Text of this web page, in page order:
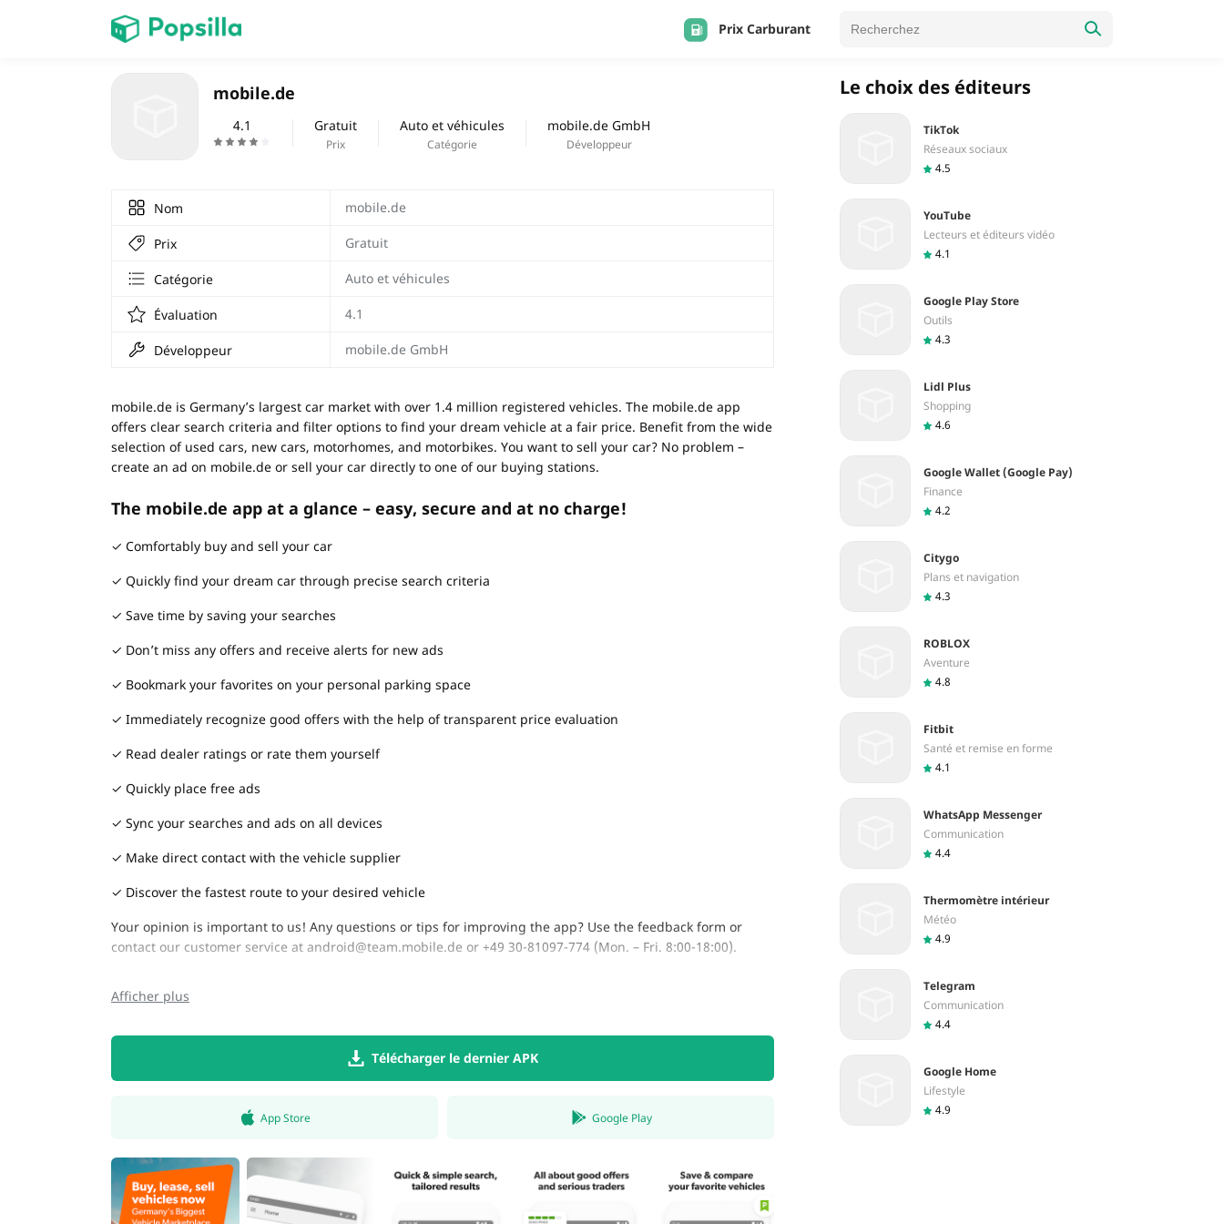
Prix Carburant
mobile.de
4.1 Gratuit
Prix
Auto et véhicules
Catégorie
mobile.de GmbH
Développeur
Nom mobile.de
Prix Gratuit
Catégorie Auto et véhicules
Évaluation 4.1
Développeur mobile.de GmbH
mobile.de is Germany’s largest car market with over 1.4 million registered vehicles. The mobile.de app
offers clear search criteria and filter options to find your dream vehicle at a fair price. Benefit from the wide
selection of used cars, new cars, motorhomes, and motorbikes. You want to sell your car? No problem –
create an ad on mobile.de or sell your car directly to one of our buying stations.
The mobile.de app at a glance – easy, secure and at no charge!
✓ Comfortably buy and sell your car
✓ Quickly find your dream car through precise search criteria
✓ Save time by saving your searches
✓ Don’t miss any offers and receive alerts for new ads
✓ Bookmark your favorites on your personal parking space
✓ Immediately recognize good offers with the help of transparent price evaluation
✓ Read dealer ratings or rate them yourself
✓ Quickly place free ads
✓ Sync your searches and ads on all devices
✓ Make direct contact with the vehicle supplier
✓ Discover the fastest route to your desired vehicle
Your opinion is important to us! Any questions or tips for improving the app? Use the feedback form or
contact our customer service at android@team.mobile.de or +49 30-81097-774 (Mon. – Fri. 8:00-18:00).
Afficher plus
Télécharger le dernier APK
App Store Google Play
Le choix des éditeurs
TikTok
Réseaux sociaux
4.5
YouTube
Lecteurs et éditeurs vidéo
4.1
Google Play Store
Outils
4.3
Lidl Plus
Shopping
4.6
Google Wallet (Google Pay)
Finance
4.2
Citygo
Plans et navigation
4.3
ROBLOX
Aventure
4.8
Fitbit
Santé et remise en forme
4.1
WhatsApp Messenger
Communication
4.4
Thermomètre intérieur
Météo
4.9
Telegram
Communication
4.4
Google Home
Lifestyle
4.9